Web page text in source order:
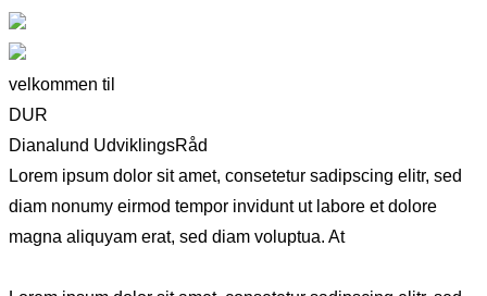
velkommen til
DUR
Dianalund UdviklingsRåd
Lorem ipsum dolor sit amet, consetetur sadipscing elitr, sed
diam nonumy eirmod tempor invidunt ut labore et dolore
magna aliquyam erat, sed diam voluptua. At